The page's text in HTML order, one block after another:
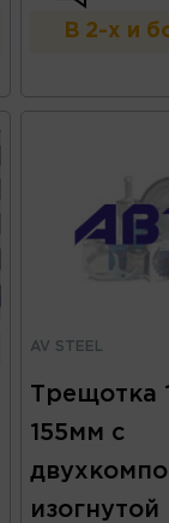
В 2-х и
AV STEEL
Трещотка
155мм с